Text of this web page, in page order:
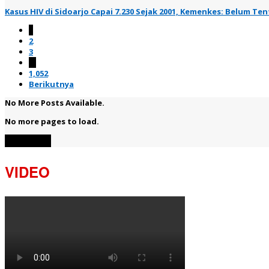
Kasus HIV di Sidoarjo Capai 7.230 Sejak 2001, Kemenkes: Belum
2
3
1,052
Berikutnya
No More Posts Available.
No more pages to load.
VIDEO